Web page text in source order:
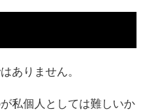
ありません。
私個人としては難しいか